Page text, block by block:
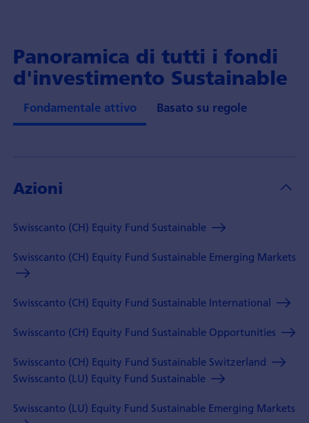
Panoramica di tutti i fondi
d'investimento Sustainable
Fondamentale attivo Basato su regole
Azioni
Swisscanto (CH) Equity Fund Sustainable
Swisscanto (CH) Equity Fund Sustainable Emerging Markets
Swisscanto (CH) Equity Fund Sustainable International
Swisscanto (CH) Equity Fund Sustainable Opportunities
Swisscanto (CH) Equity Fund Sustainable Switzerland
Swisscanto (LU) Equity Fund Sustainable
Swisscanto (LU) Equity Fund Sustainable Emerging Markets